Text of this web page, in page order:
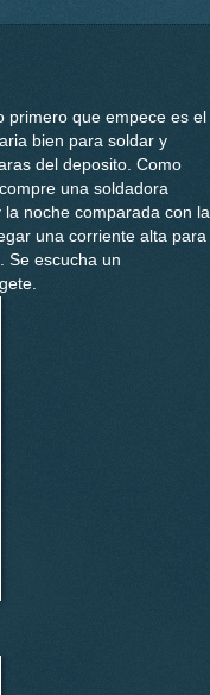
primero que empece es el
bien para soldar y
del deposito. Como
una soldadora
noche comparada con la
una corriente alta para
Se escucha un